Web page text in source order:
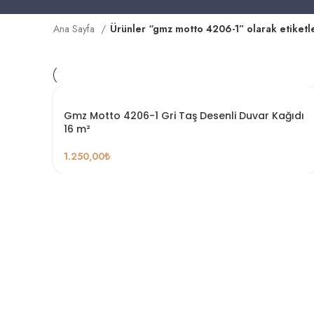
Ana Sayfa Ürünler “gmz motto 4206-1” olarak
Gmz Motto 4206-1 Gri Taş Desenli Duvar Kağıdı
16 m²
1.250,00₺